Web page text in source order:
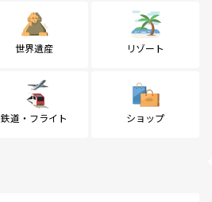
世界遺産 リゾート
鉄道・フライト ショップ